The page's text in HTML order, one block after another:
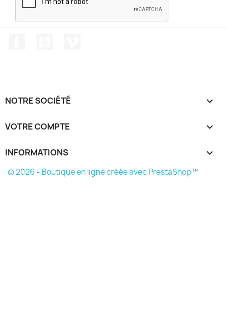
NOTRE SOCIÉTÉ 
VOTRE COMPTE 
INFORMATIONS keyboard_arrow_down
© 2026 - Boutique en ligne créée avec PrestaShop™